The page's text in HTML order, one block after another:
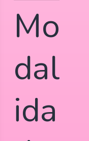
Mo
dal
ida